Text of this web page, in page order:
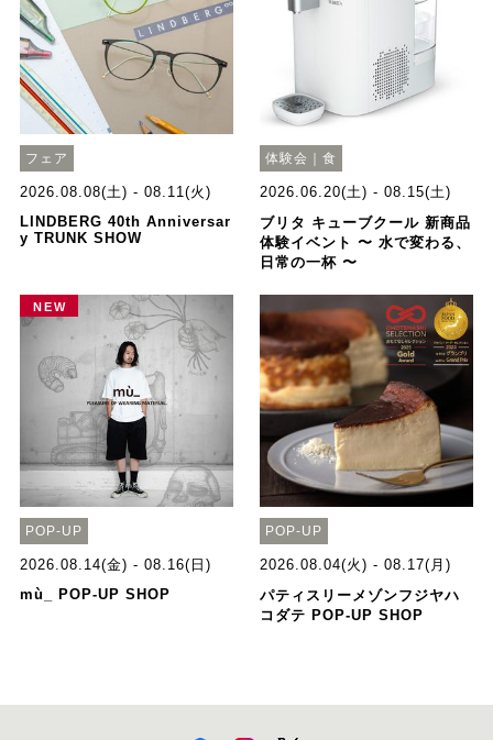
フェア
2026.08.08(土) - 08.11(火)
LINDBERG 40th Anniversar
y TRUNK SHOW
体験会｜食
2026.06.20(土) - 08.15(土)
ブリタ キューブクール 新商品
体験イベント 〜 水で変わる、
日常の一杯 〜
NEW
POP-UP
2026.08.14(金) - 08.16(日)
mù_ POP-UP SHOP
POP-UP
2026.08.04(火) - 08.17(月)
パティスリーメゾンフジヤハ
コダテ POP-UP SHOP